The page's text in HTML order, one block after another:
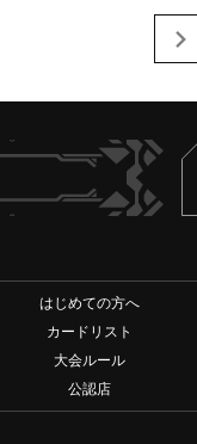
はじめての方へ
カードリスト
大会ルール
公認店